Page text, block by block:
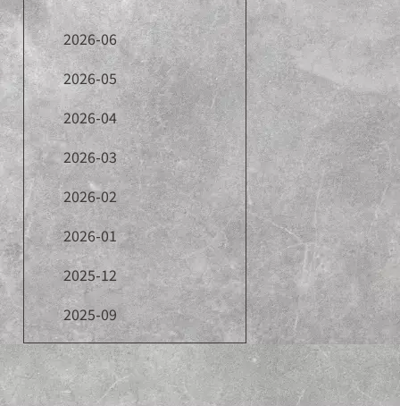
2026-06
2026-05
2026-04
2026-03
2026-02
2026-01
2025-12
2025-09